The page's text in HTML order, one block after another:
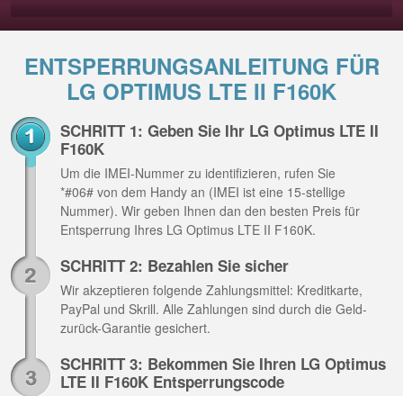
ENTSPERRUNGSANLEITUNG FÜR
LG OPTIMUS LTE II F160K
SCHRITT 1: Geben Sie Ihr LG Optimus LTE II
F160K
Um die IMEI-Nummer zu identifizieren, rufen Sie
*#06# von dem Handy an (IMEI ist eine 15-stellige
Nummer). Wir geben Ihnen dan den besten Preis für
Entsperrung Ihres LG Optimus LTE II F160K.
SCHRITT 2: Bezahlen Sie sicher
Wir akzeptieren folgende Zahlungsmittel: Kreditkarte,
PayPal und Skrill. Alle Zahlungen sind durch die Geld-
zurück-Garantie gesichert.
SCHRITT 3: Bekommen Sie Ihren LG Optimus
LTE II F160K Entsperrungscode